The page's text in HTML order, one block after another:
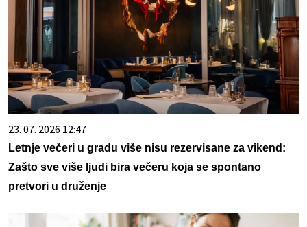
23. 07. 2026 12:47
Letnje večeri u gradu više nisu rezervisane za vikend:
Zašto sve više ljudi bira večeru koja se spontano
pretvori u druženje